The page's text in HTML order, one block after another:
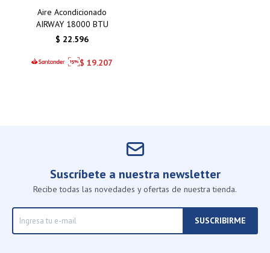
Aire Acondicionado
AIRWAY 18000 BTU
$ 22.596
$ 19.207
Suscríbete a nuestra newsletter
Recibe todas las novedades y ofertas de nuestra tienda.
SUSCRIBIRME